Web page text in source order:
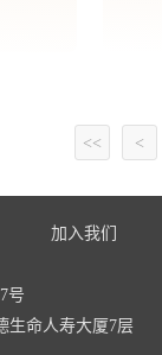
<< <
加入我们
号
生命人寿大厦7层